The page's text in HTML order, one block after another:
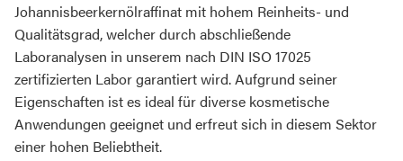
Johannisbeerkernölraffinat mit hohem Reinheits- und
Qualitätsgrad, welcher durch abschließende
Laboranalysen in unserem nach DIN ISO 17025
zertifizierten Labor garantiert wird. Aufgrund seiner
Eigenschaften ist es ideal für diverse kosmetische
Anwendungen geeignet und erfreut sich in diesem Sektor
einer hohen Beliebtheit.